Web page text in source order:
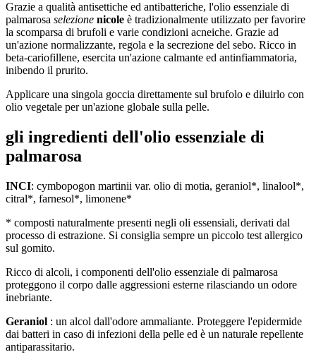
Grazie a qualità antisettiche ed antibatteriche, l'olio essenziale di
palmarosa selezione nicole è tradizionalmente utilizzato per favorire
la scomparsa di brufoli e varie condizioni acneiche. Grazie ad
un'azione normalizzante, regola e la secrezione del sebo. Ricco in
beta-cariofillene, esercita un'azione calmante ed antinfiammatoria,
inibendo il prurito.
Applicare una singola goccia direttamente sul brufolo e diluirlo con
olio vegetale per un'azione globale sulla pelle.
gli ingredienti dell'olio essenziale di
palmarosa
INCI: cymbopogon martinii var. olio di motia, geraniol*, linalool*,
citral*, farnesol*, limonene*
* composti naturalmente presenti negli oli essensiali, derivati dal
processo di estrazione. Si consiglia sempre un piccolo test allergico
sul gomito.
Ricco di alcoli, i componenti dell'olio essenziale di palmarosa
proteggono il corpo dalle aggressioni esterne rilasciando un odore
inebriante.
Geraniol : un alcol dall'odore ammaliante. Proteggere l'epidermide
dai batteri in caso di infezioni della pelle ed è un naturale repellente
antiparassitario.